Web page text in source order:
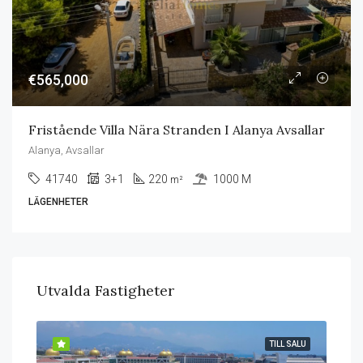
€565,000
Fristående Villa Nära Stranden I Alanya Avsallar
Alanya, Avsallar
41740 3+1 220 m² 1000 M
LÄGENHETER
Utvalda Fastigheter
TILL SALU